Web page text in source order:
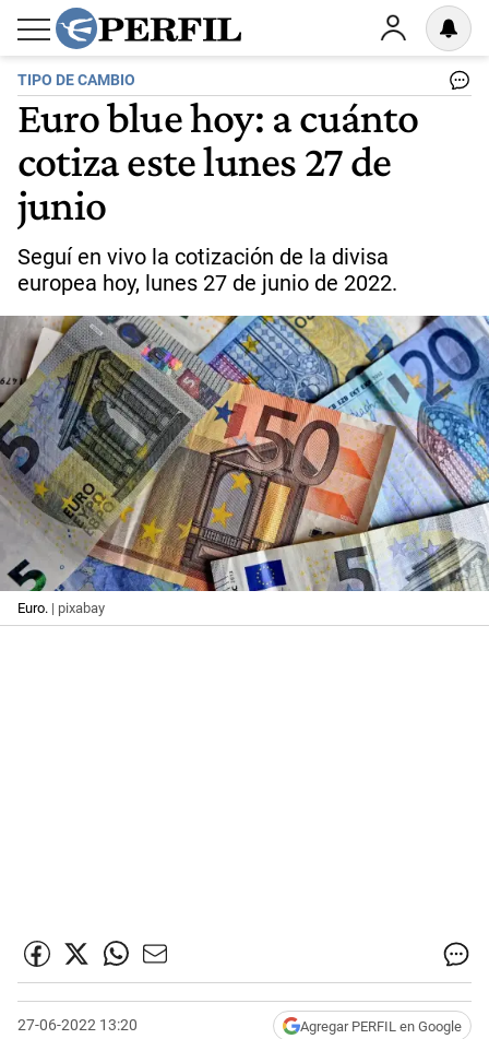
TIPO DE CAMBIO
Euro blue hoy: a cuánto
cotiza este lunes 27 de
junio
Seguí en vivo la cotización de la divisa
europea hoy, lunes 27 de junio de 2022.
Euro. | pixabay
27-06-2022 13:20 Agregar PERFIL en Google